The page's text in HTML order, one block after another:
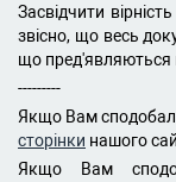
Засвідчити
звісно, що весь
що пред'являються
---------
Якщо Вам
сторінки нашого
Якщо Вам